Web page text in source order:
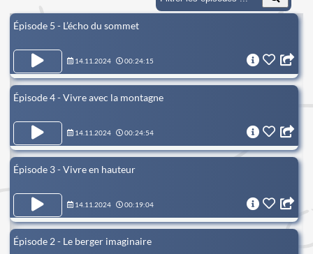
Épisode 5 - L’écho du sommet
14.11.2024 00:24:15
Épisode 4 - Vivre avec la montagne
14.11.2024 00:24:54
Épisode 3 - Vivre en hauteur
14.11.2024 00:19:04
Épisode 2 - Le berger imaginaire